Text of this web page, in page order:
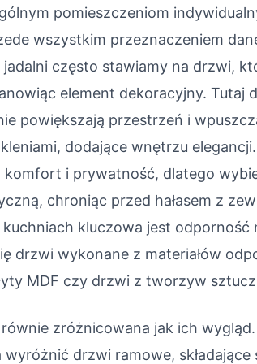
pomieszczeniom
wszystkim przeznaczeniem
często stawiamy na drzwi,
element dekoracyjny. Tutaj
powiększają przestrzeń i
dodające wnętrzu
i prywatność, dlatego
chroniąc przed hałasem z
kluczowa jest odporność
drzwi wykonane z materiałów
MDF czy drzwi z tworzyw
zróżnicowana jak ich wygląd.
drzwi ramowe, składające